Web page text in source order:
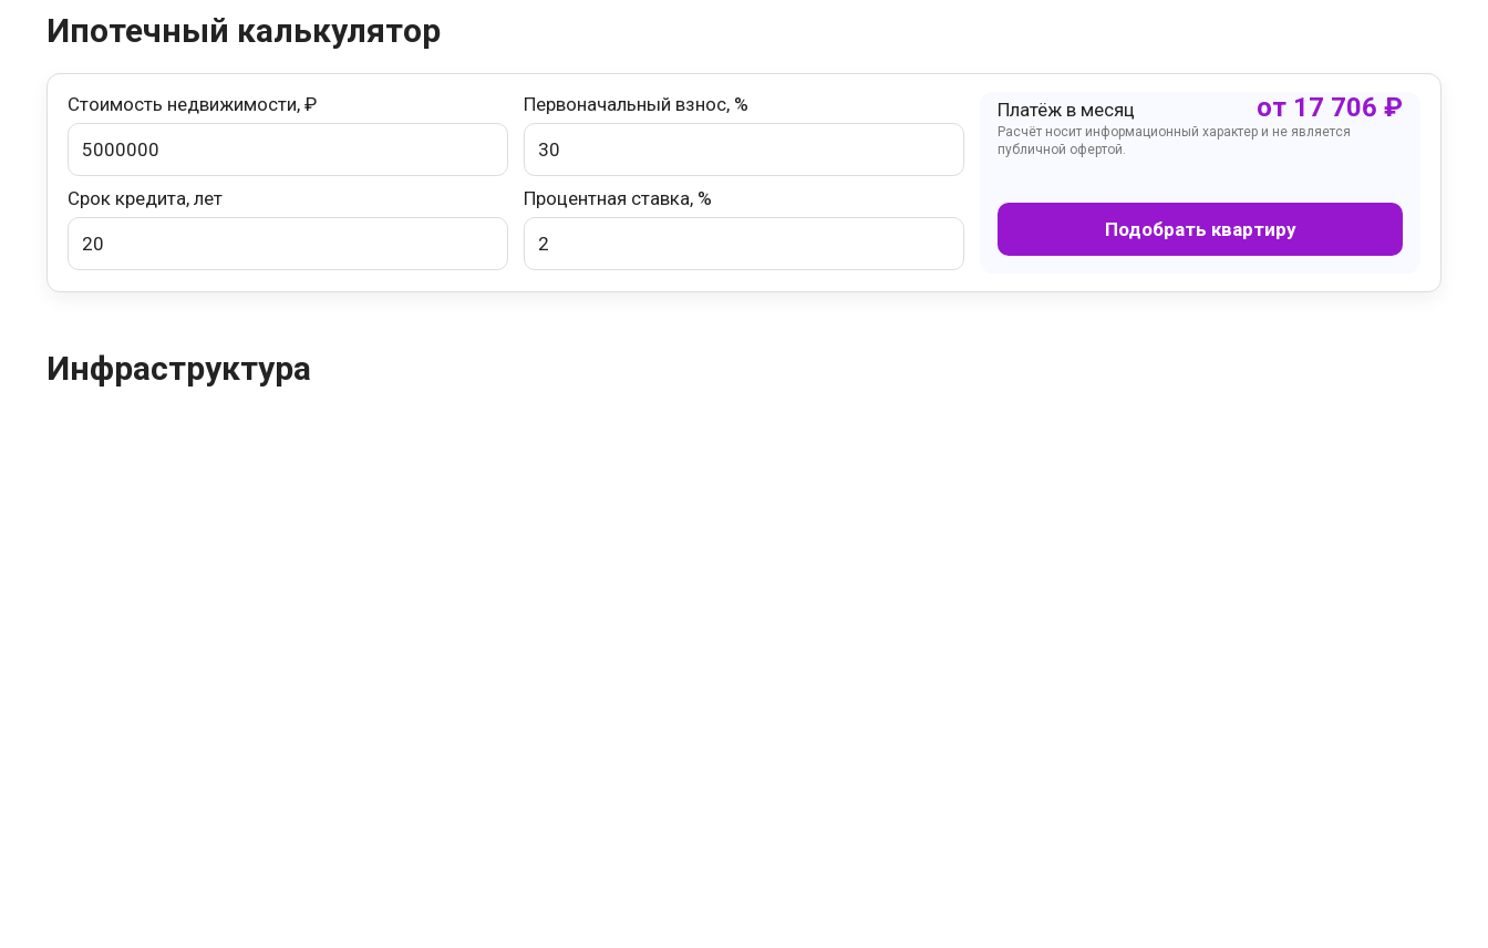
Ипотечный калькулятор
Стоимость недвижимости, ₽ Первоначальный взнос, %
Срок кредита, лет Процентная ставка, %
Платёж в месяц от 17 706 ₽
Расчёт носит информационный характер и не является
публичной офертой.
Подобрать квартиру
Инфраструктура